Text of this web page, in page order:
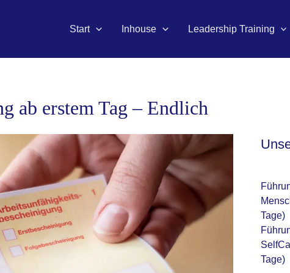
Start Inhouse Leadership Training
ab erstem Tag – Endlich
Tage)
Tage)